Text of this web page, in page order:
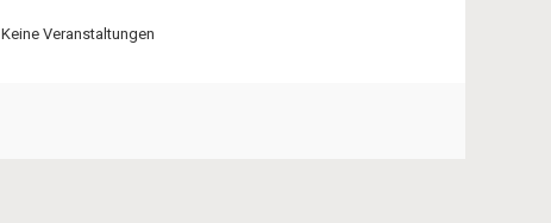
Keine Veranstaltungen